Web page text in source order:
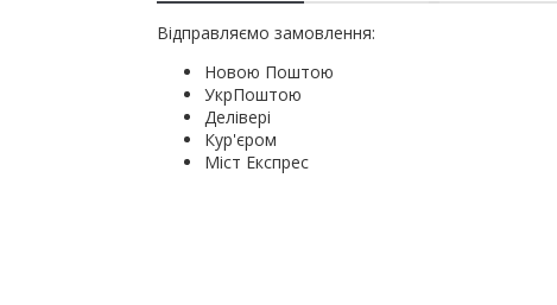
Відправляємо замовлення:
Новою Поштою
УкрПоштою
Делівері
Кур'єром
Міст Експрес